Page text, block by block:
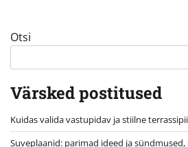
Otsi
Värsked postitused
Kuidas valida vastupidav ja stiilne
Suveplaanid: parimad ideed ja